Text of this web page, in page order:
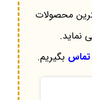
محصولات
نماید.
تماس بگیریم.